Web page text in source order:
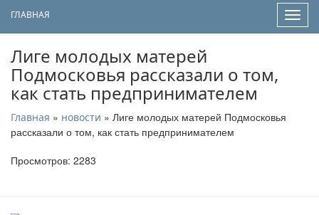
ГЛАВНАЯ
Лиге молодых матерей
Подмосковья рассказали о том,
как стать предпринимателем
Главная » новости » Лиге молодых матерей Подмосковья
рассказали о том, как стать предпринимателем
Просмотров: 2283